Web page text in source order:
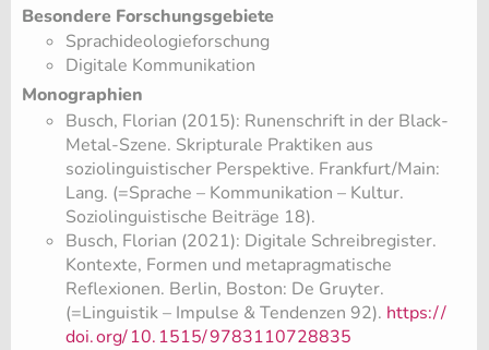
Besondere Forschungsgebiete
Sprachideologieforschung
Digitale Kommunikation
Monographien
Busch, Florian (2015): Runenschrift in der Black-
Metal-Szene. Skripturale Praktiken aus
soziolinguistischer Perspektive. Frankfurt/Main:
Lang. (=Sprache – Kommunikation – Kultur.
Soziolinguistische Beiträge 18).
Busch, Florian (2021): Digitale Schreibregister.
Kontexte, Formen und metapragmatische
Reflexionen. Berlin, Boston: De Gruyter.
(=Linguistik – Impulse & Tendenzen 92). https://
doi.org/10. 1515/9783110728835